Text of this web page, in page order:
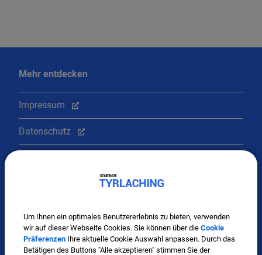
Mehr entdecken
Impressum
Datenschutz
Um Ihnen ein optimales Benutzererlebnis zu bieten, verwenden
wir auf dieser Webseite Cookies. Sie können über die Cookie
Präferenzen Ihre aktuelle Cookie Auswahl anpassen. Durch das
Betätigen des Buttons "Alle akzeptieren" stimmen Sie der